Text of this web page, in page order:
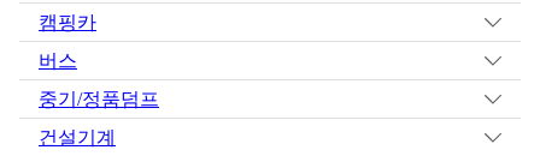
캠핑카
버스
중기/정품덤프
건설기계